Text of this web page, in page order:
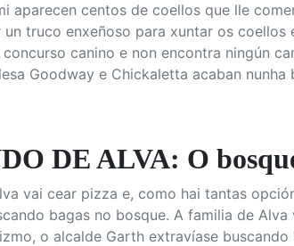
aparecen centos de coellos que lle
un truco enxeñoso para xuntar os
canino e non encontra ningún
Goodway e Chickaletta acaban nunha
DE ALVA: O
vai cear pizza e, como hai tantas
bagas no bosque. A familia de
o alcalde Garth extravíase buscando